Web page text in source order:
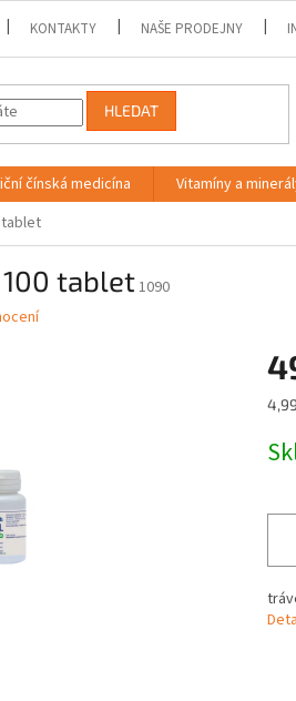
KONTAKTY NAŠE PRODEJNY
HLEDAT
čínská medicína Vitamíny a
tablet
100 tablet1090